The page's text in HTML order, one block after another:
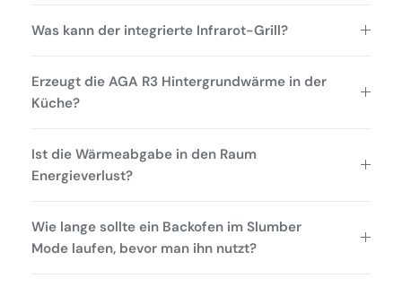
Was kann der integrierte Infrarot-Grill?
Erzeugt die AGA R3 Hintergrundwärme in der
Küche?
Ist die Wärmeabgabe in den Raum
Energieverlust?
Wie lange sollte ein Backofen im Slumber
Mode laufen, bevor man ihn nutzt?